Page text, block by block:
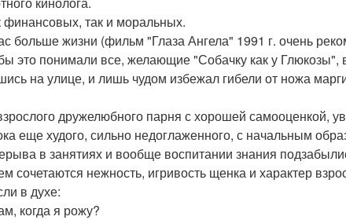
финансовых, так и моральных.
больше жизни (фильм "Глаза Ангела" 1991 г. очень
это понимали все, желающие "Собачку как у Глюкозы",
на улице, и лишь чудом избежал гибели от ножа
дружелюбного парня с хорошей самооценкой,
еще худого, сильно недоглаженного, с начальным
в занятиях и вообще воспитании знания
сочетаются нежность, игривость щенка и характер
в духе:
когда я рожу?